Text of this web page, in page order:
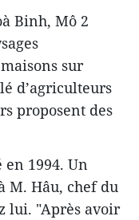
Binh, Mô 2
sur
d’agriculteurs
proposent des
en 1994. Un
M. Hâu, chef du
lui. ​"Après avoir